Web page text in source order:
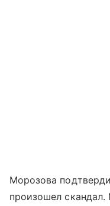
Морозова
произошел